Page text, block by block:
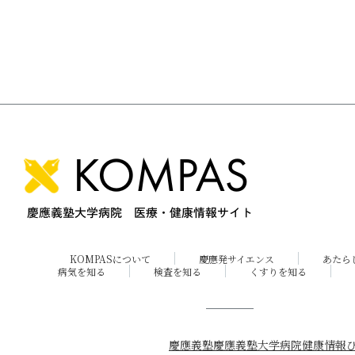
KOMPASについて 慶應発サイエンス
あたら
病気を知る
検査を知る くすりを知る
慶應義塾慶應義塾大学病院健康情報